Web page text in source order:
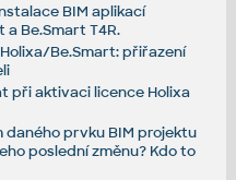
BIM aplikací
Be.Smart T4R.
Be.Smart: přiřazení
při aktivaci licence Holixa
daného prvku BIM projektu
poslední změnu? Kdo to